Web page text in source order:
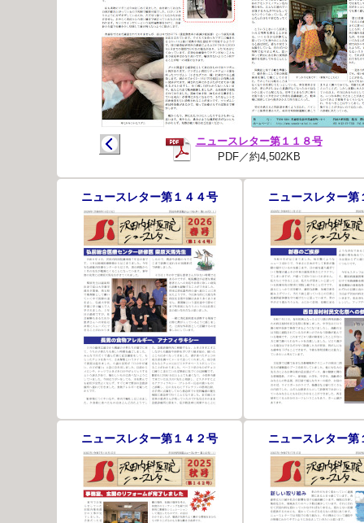
ニュースレター第１１８号
PDF／約4,502KB
ニュースレター第１４４号 ニュースレター第
ニュースレター第１４２号 ニュースレター第